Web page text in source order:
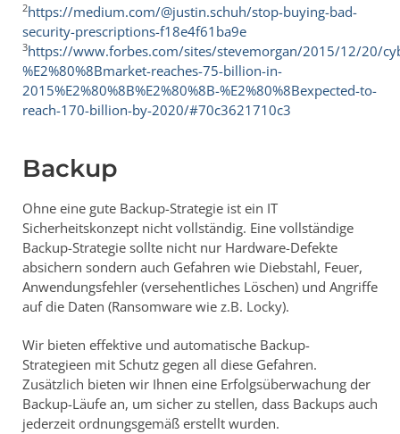
2https://medium.com/@justin.schuh/stop-buying-bad-
security-prescriptions-f18e4f61ba9e
3https://www.forbes.com/sites/stevemorgan/2015/12/20/
%E2%80%8Bmarket-reaches-75-billion-in-
2015%E2%80%8B%E2%80%8B-%E2%80%8Bexpected-to-
reach-170-billion-by-2020/#70c3621710c3
Backup
Ohne eine gute Backup-Strategie ist ein IT
Sicherheitskonzept nicht vollständig. Eine vollständige
Backup-Strategie sollte nicht nur Hardware-Defekte
absichern sondern auch Gefahren wie Diebstahl, Feuer,
Anwendungsfehler (versehentliches Löschen) und Angriffe
auf die Daten (Ransomware wie z.B. Locky).
Wir bieten effektive und automatische Backup-
Strategieen mit Schutz gegen all diese Gefahren.
Zusätzlich bieten wir Ihnen eine Erfolgsüberwachung der
Backup-Läufe an, um sicher zu stellen, dass Backups auch
jederzeit ordnungsgemäß erstellt wurden.